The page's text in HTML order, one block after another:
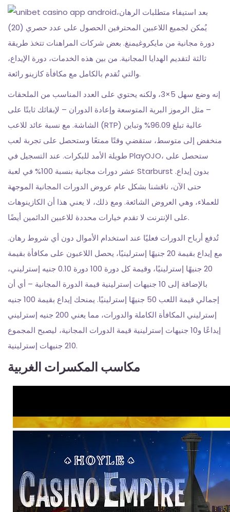
بعد استيفاء متطلبات الرهان،
يُمكن لجميع اللاعبين المحترفين الحصول على عدد حصري (20)
دورة مجانية من مايكروغيمنغ. بعض شركات المراهنات تتخذ طريقة
ثالثة لتقديم الهدايا المجانية. من بين هذه الخدمات، دورة الإيداع،
والتي تُقدم بالكامل مع مكافأة كازينو رائعة.
إنه وضع سهل 5×3، ولكنه يحتوي على العدد المناسب من الملحقات
– مثل الرموز البرية المتوسعة وإعادة الدوران – لإبقائك ثابتًا على
الشاشة. مع نسبة عائد للاعب (RTP) عالية تبلغ 96.09% وتباين
منخفض إلى متوسط، ستقضي وقتًا ممتعًا وستحصل على تجربة لعب
طويلة الأمد للبكرات. عند التسجيل في PlayOJO، ستحصل على
عشر دورات مجانية بنسبة 100% في لعبة Starburst بدون إيداع.
حتى الآن، ناقشنا بشكل عام عروض الدورات المجانية الموجهة
للعملاء، وهي العروض الشائعة. ومع ذلك، لا يعني هذا أن الكازينوهات
على الإنترنت لا تقدم خيارات محددة للاعبين الدائمين أيضًا.
تُدفع أرباح الدورات فعليًا عند استخدام الأموال دون أي شروط رهان.
مع إيداع بقيمة 20 جنيهًا إسترلينيًا، يحصل اللاعبون على مكافأة بقيمة
20 جنيهًا إسترلينيًا، وقيمة كل دورة 100 دورة 0.10 جنيه إسترليني،
بالإضافة إلى 10 جنيهات إسترلينية قيمة الدورة المجانية – أي أن
إجمالي قيمة اللعب 50 جنيهًا إسترلينيًا. يمنحك إيداع بقيمة 100 جنيه
إسترليني المكافأة الكاملة والدورات، مما يعني 200 جنيه إسترليني
إيداعًا و10 جنيهات إسترلينية قيمة الدورات المجانية، ليصبح المجموع
210 جنيهات إسترلينية.
مكاسب المكسرات الغربية